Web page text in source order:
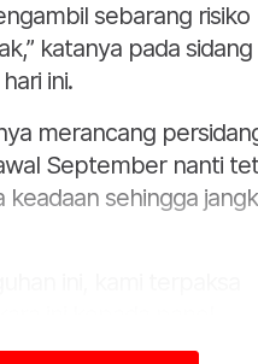
sebarang risiko
katanya pada
ini.
merancang
September nanti
sehingga
akademik